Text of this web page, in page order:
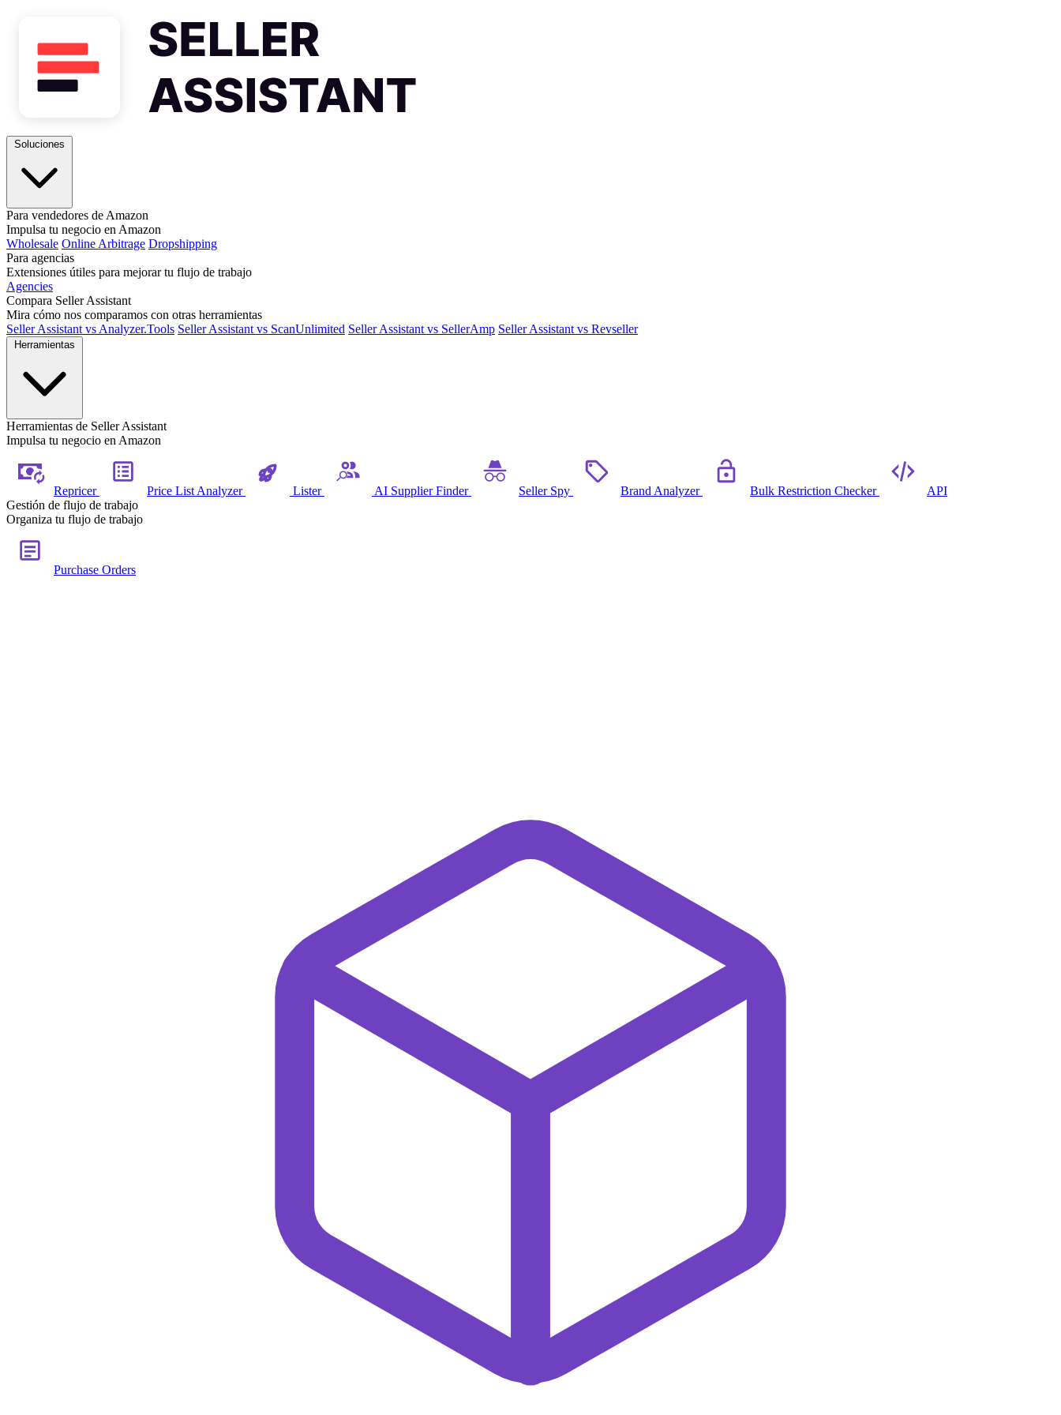
Para vendedores de Amazon
Impulsa tu negocio en Amazon
Wholesale Online Arbitrage Dropshipping
Para agencias
Extensiones útiles para mejorar tu flujo de trabajo
Agencies
Compara Seller Assistant
Mira cómo nos comparamos con otras herramientas
Seller Assistant vs Analyzer.Tools Seller Assistant vs ScanUnlimited Seller Assistant vs SellerAmp Seller Assistant vs Revseller
Herramientas de Seller Assistant
Impulsa tu negocio en Amazon
Repricer Price List Analyzer Lister AI Supplier Finder Seller Spy Brand Analyzer Bulk Restriction Checker
API
Gestión de flujo de trabajo
Organiza tu flujo de trabajo
Purchase Orders